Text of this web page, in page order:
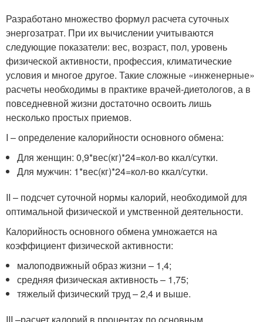
Разработано множество формул расчета суточных
энергозатрат. При их вычислении учитываются
следующие показатели: вес, возраст, пол, уровень
физической активности, профессия, климатические
условия и многое другое. Такие сложные «инженерные»
расчеты необходимы в практике врачей-диетологов, а в
повседневной жизни достаточно освоить лишь
несколько простых приемов.
I – определение калорийности основного обмена:
Для женщин: 0,9*вес(кг)*24=кол-во ккал/сутки.
Для мужчин: 1*вес(кг)*24=кол-во ккал/сутки.
II – подсчет суточной нормы калорий, необходимой для
оптимальной физической и умственной деятельности.
Калорийность основного обмена умножается на
коэффициент физической активности:
малоподвижный образ жизни – 1,4;
средняя физическая активность – 1,75;
тяжелый физический труд – 2,4 и выше.
III –расчет калорий в процентах по основным